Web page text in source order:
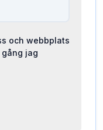
och webbplats
jag